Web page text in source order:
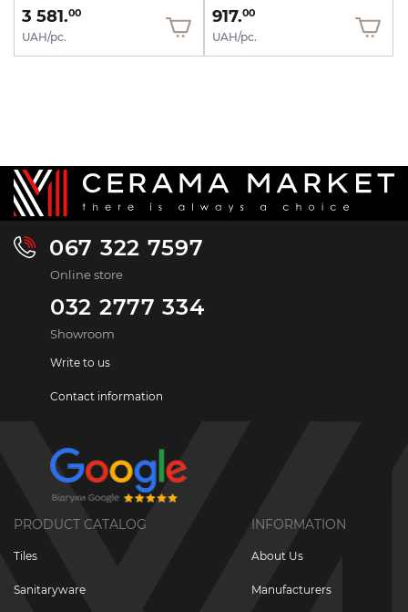
3 581.00
UAH/pc.
917.00
UAH/pc.
067 322 7597
Online store
032 2777 334
Showroom
Write to us
Contact information
PRODUCT CATALOG
Tiles
Sanitaryware
INFORMATION
About Us
Manufacturers